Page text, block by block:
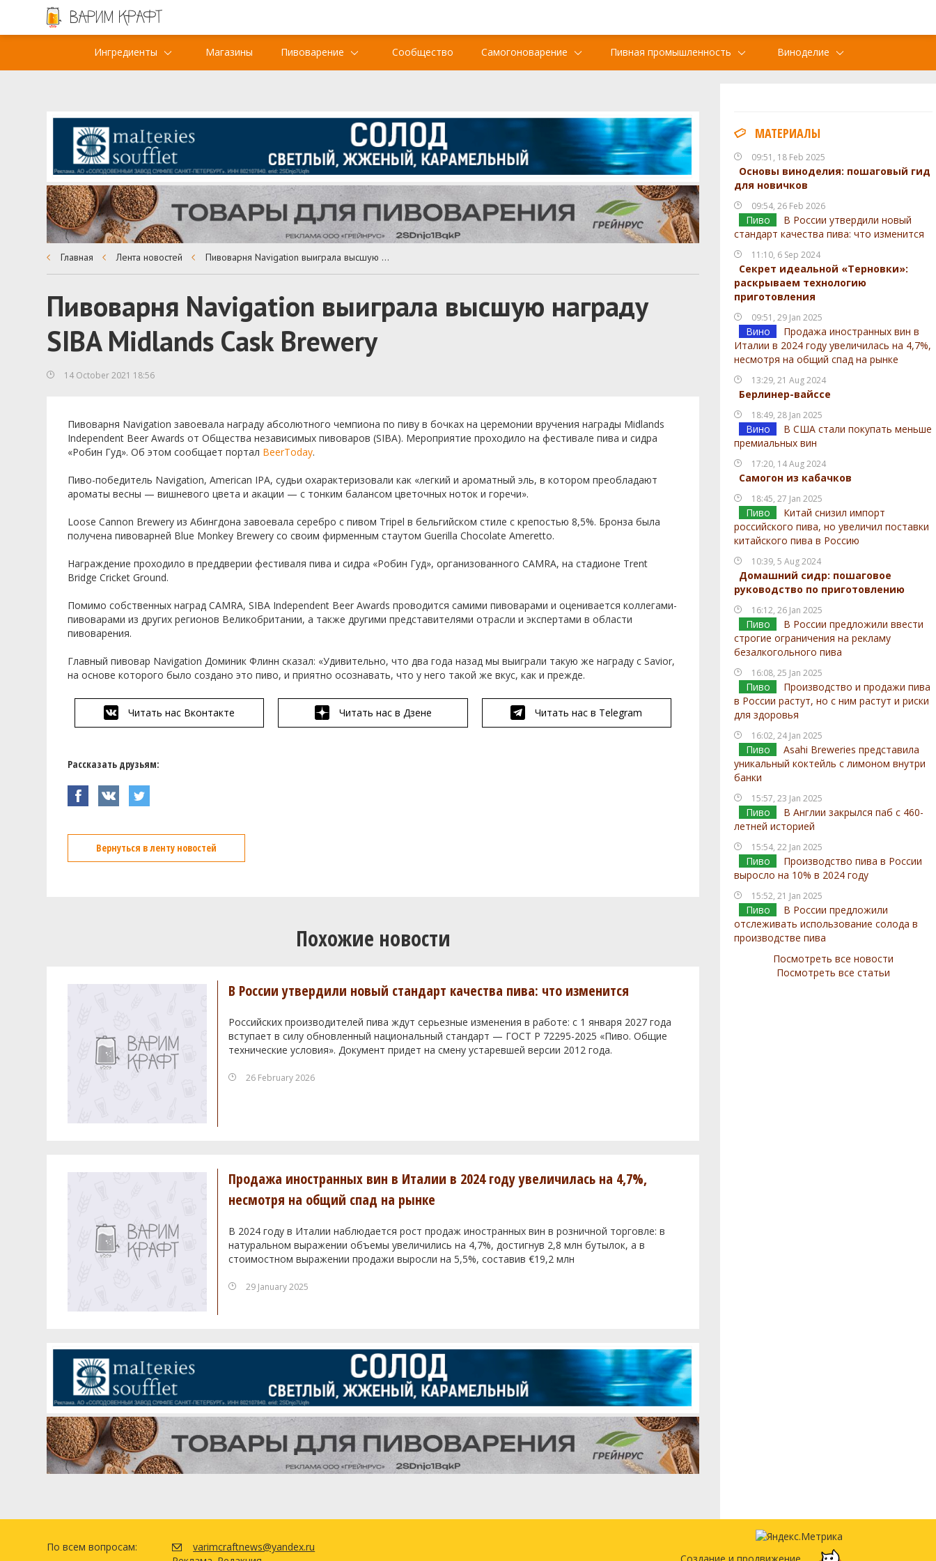
Ингредиенты Магазины Пивоварение Сообщество Самогоноварение Пивная промышленность Виноделие
МАТЕРИАЛЫ
09:51, 18 Feb 2025
Основы виноделия: пошаговый гид
для новичков
09:54, 26 Feb 2026
Пиво
В России утвердили новый
стандарт качества пива: что изменится
11:10, 6 Sep 2024
Секрет идеальной «Терновки»:
раскрываем технологию
приготовления
09:51, 29 Jan 2025
Вино
Продажа иностранных вин в
Италии в 2024 году увеличилась на 4,7%,
несмотря на общий спад на рынке
13:29, 21 Aug 2024
Берлинер-вайссе
18:49, 28 Jan 2025
Вино
В США стали покупать меньше
премиальных вин
17:20, 14 Aug 2024
Самогон из кабачков
18:45, 27 Jan 2025
Пиво
Китай снизил импорт
российского пива, но увеличил поставки
китайского пива в Россию
10:39, 5 Aug 2024
Домашний сидр: пошаговое
руководство по приготовлению
16:12, 26 Jan 2025
Пиво
В России предложили ввести
строгие ограничения на рекламу
безалкогольного пива
16:08, 25 Jan 2025
Пиво
Производство и продажи пива
в России растут, но с ним растут и риски
для здоровья
16:02, 24 Jan 2025
Пиво
Asahi Breweries представила
уникальный коктейль с лимоном внутри
банки
15:57, 23 Jan 2025
Пиво
В Англии закрылся паб с 460-
летней историей
15:54, 22 Jan 2025
Пиво
Производство пива в России
выросло на 10% в 2024 году
15:52, 21 Jan 2025
Пиво
В России предложили
отслеживать использование солода в
производстве пива
Посмотреть все новости
Посмотреть все статьи
Главная Лента новостей Пивоварня Navigation выиграла высшую награду SIBA Midlands Cask Brewery
Пивоварня Navigation выиграла высшую награду
SIBA Midlands Cask Brewery
14 October 2021 18:56
Пивоварня Navigation завоевала награду абсолютного чемпиона по пиву в бочках на церемонии вручения награды Midlands
Independent Beer Awards от Общества независимых пивоваров (SIBA). Мероприятие проходило на фестивале пива и сидра
«Робин Гуд». Об этом сообщает портал BeerToday.
Пиво-победитель Navigation, American IPA, судьи охарактеризовали как «легкий и ароматный эль, в котором преобладают
ароматы весны — вишневого цвета и акации — с тонким балансом цветочных ноток и горечи».
Loose Cannon Brewery из Абингдона завоевала серебро с пивом Tripel в бельгийском стиле с крепостью 8,5%. Бронза была
получена пивоварней Blue Monkey Brewery со своим фирменным стаутом Guerilla Chocolate Ameretto.
Награждение проходило в преддверии фестиваля пива и сидра «Робин Гуд», организованного CAMRA, на стадионе Trent
Bridge Cricket Ground.
Помимо собственных наград CAMRA, SIBA Independent Beer Awards проводится самими пивоварами и оценивается коллегами-
пивоварами из других регионов Великобритании, а также другими представителями отрасли и экспертами в области
пивоварения.
Главный пивовар Navigation Доминик Флинн сказал: «Удивительно, что два года назад мы выиграли такую ​​же награду с Savior,
на основе которого было создано это пиво, и приятно осознавать, что у него такой же вкус, как и прежде.
Читать нас Вконтакте Читать нас в Дзене Читать нас в Telegram
Рассказать друзьям:
Вернуться в ленту новостей
Похожие новости
В России утвердили новый стандарт качества пива: что изменится
Российских производителей пива ждут серьезные изменения в работе: с 1 января 2027 года
вступает в силу обновленный национальный стандарт — ГОСТ Р 72295-2025 «Пиво. Общие
технические условия». Документ придет на смену устаревшей версии 2012 года.
26 February 2026
Продажа иностранных вин в Италии в 2024 году увеличилась на 4,7%,
несмотря на общий спад на рынке
В 2024 году в Италии наблюдается рост продаж иностранных вин в розничной торговле: в
натуральном выражении объемы увеличились на 4,7%, достигнув 2,8 млн бутылок, а в
стоимостном выражении продажи выросли на 5,5%, составив €19,2 млн
29 January 2025
По всем вопросам:
varimcraftnews@yandex.ru